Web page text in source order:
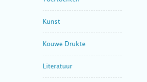
Kunst
Kouwe Drukte
Literatuur